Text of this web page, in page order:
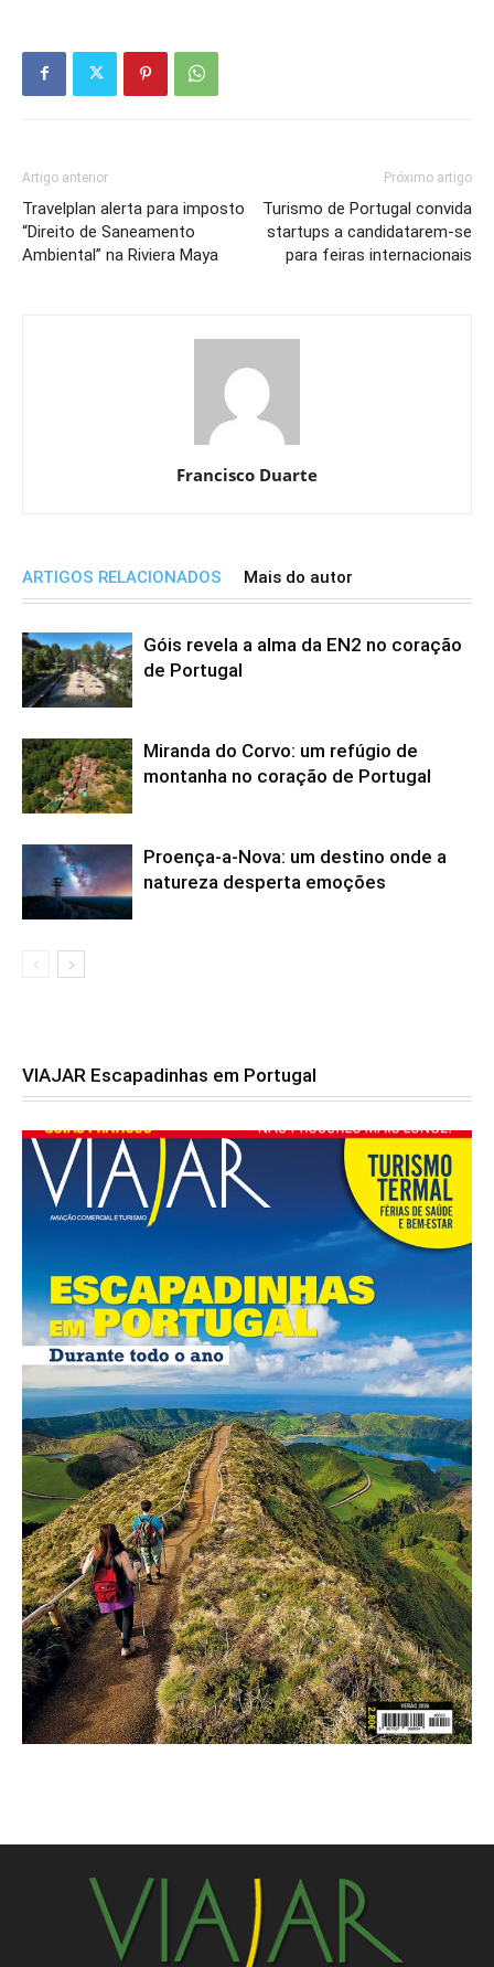
Artigo anterior
Travelplan alerta para imposto
“Direito de Saneamento
Ambiental” na Riviera Maya
Próximo artigo
Turismo de Portugal convida
startups a candidatarem-se
para feiras internacionais
Francisco Duarte
ARTIGOS RELACIONADOS Mais do autor
Góis revela a alma da EN2 no coração
de Portugal
Miranda do Corvo: um refúgio de
montanha no coração de Portugal
Proença-a-Nova: um destino onde a
natureza desperta emoções
VIAJAR Escapadinhas em Portugal